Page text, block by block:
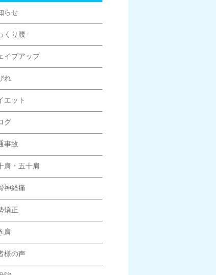
らせ
くり腰
イプアップ
れ
エット
グ
事故
肩・五十肩
神経痛
矯正
肩
様の声